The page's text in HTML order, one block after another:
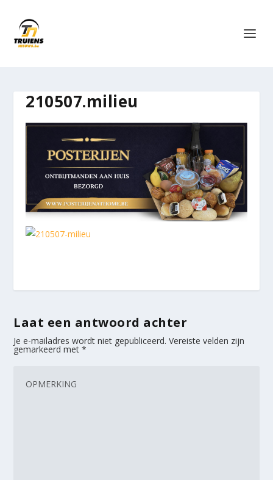
210507.milieu
Laat een antwoord achter
Je e-mailadres wordt niet gepubliceerd. Vereiste velden zijn
gemarkeerd met*